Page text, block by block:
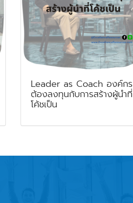
Leader as Coach องค์กร
ต้องลงทุนกับการสร้างผู้นำที่
โค้ชเป็น